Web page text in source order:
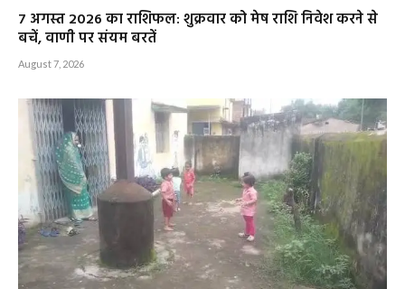
7 अगस्त 2026 का राशिफल: शुक्रवार को मेष राशि निवेश करने से
बचें, वाणी पर संयम बरतें
August 7, 2026